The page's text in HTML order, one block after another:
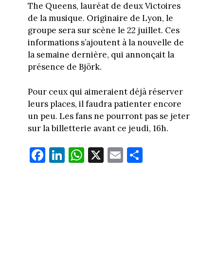
The Queens, lauréat de deux Victoires
de la musique. Originaire de Lyon, le
groupe sera sur scène le 22 juillet. Ces
informations s’ajoutent à la nouvelle de
la semaine dernière, qui annonçait la
présence de Björk.
Pour ceux qui aimeraient déjà réserver
leurs places, il faudra patienter encore
un peu. Les fans ne pourront pas se jeter
sur la billetterie avant ce jeudi, 16h.
Fa
ce
Li
nk
W
ha
X E
m
Pa